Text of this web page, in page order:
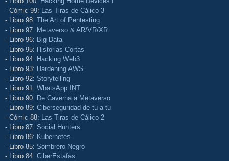
- Cómic 99: Las Tiras de Cálico 3
- Libro 98: The Art of Pentesting
- Libro 97: Metaverso & AR/VR/XR
- Libro 96: Big Data
- Libro 95: Historias Cortas
- Libro 94: Hacking Web3
- Libro 93: Hardening AWS
- Libro 92: Storytelling
- Libro 91: WhatsApp INT
- Libro 90: De Caverna a Metaverso
- Libro 89: Ciberseguridad de tú a tú
- Cómic 88: Las Tiras de Cálico 2
- Libro 87: Social Hunters
- Libro 86: Kubernetes
- Libro 85: Sombrero Negro
- Libro 84: CiberEstafas